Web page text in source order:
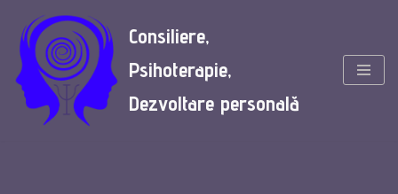
Skip
to
content
Consiliere,
Psihoterapie,
Dezvoltare personală